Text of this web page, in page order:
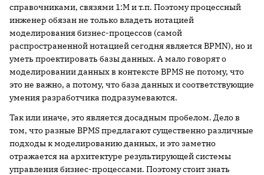
справочниками, связями 1:М и т.п. Поэтому процессный
инженер обязан не только владеть нотацией
моделирования бизнес-процессов (самой
распространенной нотацией сегодня является BPMN), но и
уметь проектировать базы данных. А мало говорят о
моделировании данных в контексте BPMS не потому, что
это не важно, а потому, что база данных и соответствующие
умения разработчика подразумеваются.
Так или иначе, это является досадным пробелом. Дело в
том, что разные BPMS предлагают существенно различные
подходы к моделированию данных, и это заметно
отражается на архитектуре результирующей системы
управления бизнес-процессами. Поэтому стоит знать